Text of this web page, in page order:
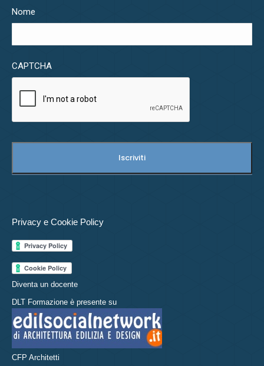
Nome
CAPTCHA
Privacy e Cookie Policy
Diventa un docente
DLT Formazione è presente su
CFP Architetti